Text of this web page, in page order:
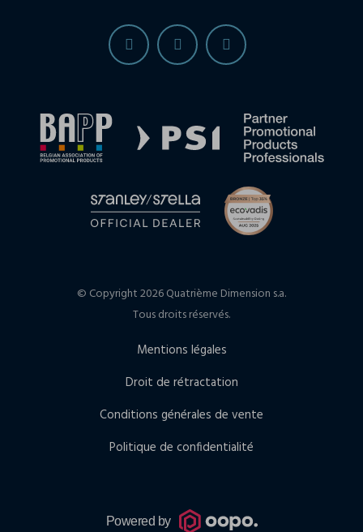
© Copyright 2026 Quatrième Dimension s.a.
Tous droits réservés.
Mentions légales
Droit de rétractation
Conditions générales de vente
Politique de confidentialité
Powered by